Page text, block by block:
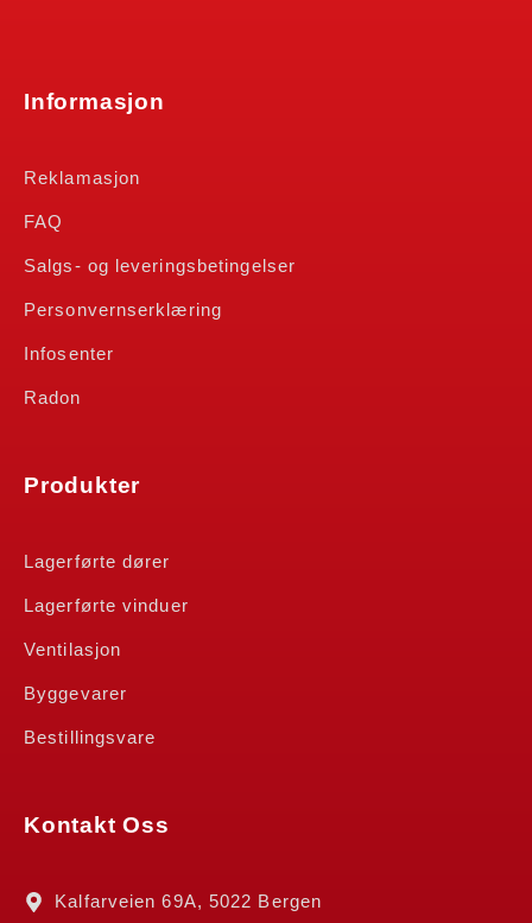
Informasjon
Reklamasjon
FAQ
Salgs- og leveringsbetingelser
Personvernserklæring
Infosenter
Radon
Produkter
Lagerførte dører
Lagerførte vinduer
Ventilasjon
Byggevarer
Bestillingsvare
Kontakt Oss
Kalfarveien 69A, 5022 Bergen